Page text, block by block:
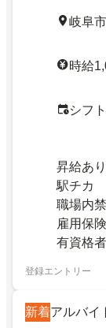
岐阜
時給
シフ
昇給あり
駅チカ
職場内
雇用保
有資格
登録エントリー
新着アルバイ